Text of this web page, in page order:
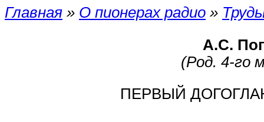
Главная » О пионерах радио »
А.С.
(Род. 4-го
ПЕРВЫЙ